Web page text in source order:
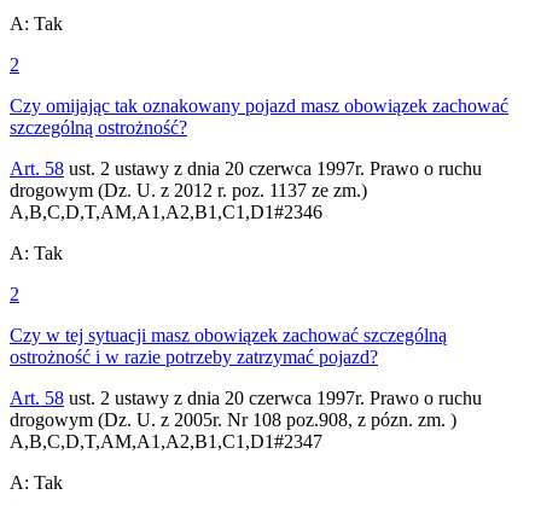
A: Tak
2
Czy omijając tak oznakowany pojazd masz obowiązek zachować
szczególną ostrożność?
Art. 58 ust. 2 ustawy z dnia 20 czerwca 1997r. Prawo o ruchu
drogowym (Dz. U. z 2012 r. poz. 1137 ze zm.)
A,B,C,D,T,AM,A1,A2,B1,C1,D1#2346
A: Tak
2
Czy w tej sytuacji masz obowiązek zachować szczególną
ostrożność i w razie potrzeby zatrzymać pojazd?
Art. 58 ust. 2 ustawy z dnia 20 czerwca 1997r. Prawo o ruchu
drogowym (Dz. U. z 2005r. Nr 108 poz.908, z pózn. zm. )
A,B,C,D,T,AM,A1,A2,B1,C1,D1#2347
A: Tak